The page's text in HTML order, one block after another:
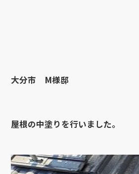
大分市 M様邸
屋根の中塗りを行いました。